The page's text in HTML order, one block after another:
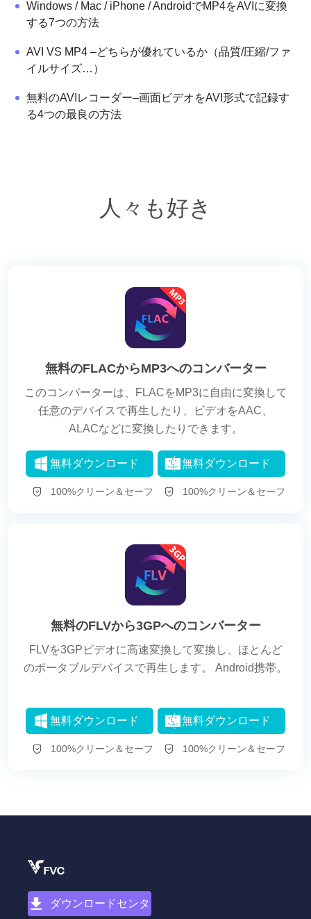
Windows / Mac / iPhone / AndroidでMP4をAVIに変換
する7つの方法
AVI VS MP4 –どちらが優れているか（品質/圧縮/ファ
イルサイズ…）
無料のAVIレコーダー–画面ビデオをAVI形式で記録す
る4つの最良の方法
人々も好き
無料のFLACからMP3へのコンバーター
このコンバーターは、FLACをMP3に自由に変換して
任意のデバイスで再生したり、ビデオをAAC、
ALACなどに変換したりできます。
無料ダウンロード
100%クリーン＆セーフ
無料ダウンロード
100%クリーン＆セーフ
無料のFLVから3GPへのコンバーター
FLVを3GPビデオに高速変換して変換し、ほとんど
のポータブルデバイスで再生します。 Android携帯。
無料ダウンロード
100%クリーン＆セーフ
無料ダウンロード
100%クリーン＆セーフ
ダウンロードセンタ